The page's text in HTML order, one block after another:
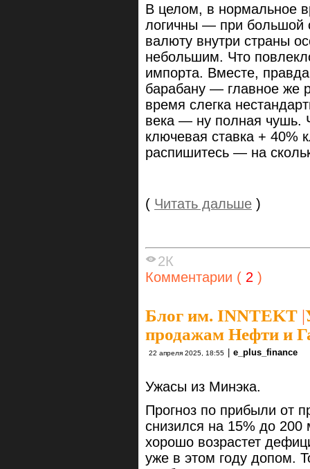
В целом, в нормальное
логичны — при большой
валюту внутри страны
небольшим. Что
импорта. Вместе,
барабану — главное же
время слегка
века — ну полная чушь.
ключевая ставка + 40%
распишитесь — на
( Читать дальше )
2К
Комментарии ( 2 )
Блог им. INNTEKT |
продажам Нефти и
22 апреля 2025, 18:55 | e_plus_finance
Ужасы из Минэка.
Прогноз по прибыли от
снизился на 15% до
хорошо возрастет
уже в этом году допом.